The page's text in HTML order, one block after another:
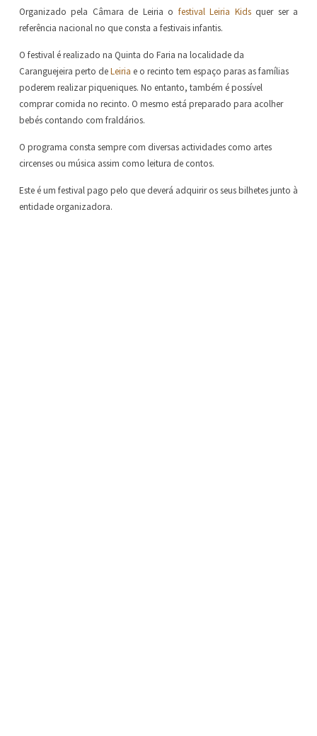
Organizado pela Câmara de Leiria o festival Leiria Kidsquer ser a
referência nacional no que consta a festivais infantis.
O festival é realizado na Quinta do Faria na localidade da
Caranguejeira perto deLeiria e o recinto tem espaço paras as famílias
poderem realizar piqueniques. No entanto, também é possível
comprar comida no recinto. O mesmo está preparado para acolher
bebés contando com fraldários.
O programa consta sempre com diversas actividades como artes
circenses ou música assim como leitura de contos.
Este é um festival pago pelo que deverá adquirir os seus bilhetes junto à
entidade organizadora.